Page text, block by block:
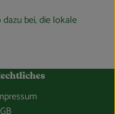
bei, die lokale